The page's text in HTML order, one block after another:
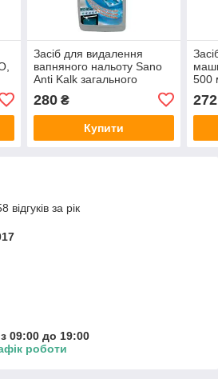
Засіб для видалення
вапняного нальоту Sano
Anti Kalk загального
призначення 4 в 1 700 мл
280₴
Купити
500
272
за рік
09:00 до 19:00
роботи